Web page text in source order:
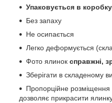
Упаковується в
Без запаху
Не осипається
Легко деформується
Фото ялинок справжні,
Зберігати в складеному
Пропорційне розміщення
дозволяє прикрасити